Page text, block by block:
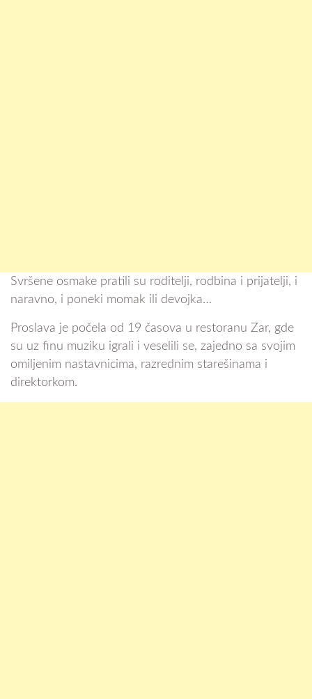
Svršene osmake pratili su roditelji, rodbina i prijatelji, i
naravno, i poneki momak ili devojka…
Proslava je počela od 19 časova u restoranu Zar, gde
su uz finu muziku igrali i veselili se, zajedno sa svojim
omiljenim nastavnicima, razrednim starešinama i
direktorkom.